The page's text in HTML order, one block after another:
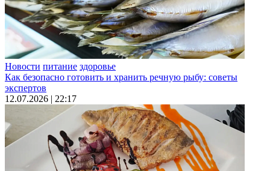
Новости питание здоровье
Как безопасно готовить и хранить речную рыбу: советы
экспертов
12.07.2026 | 22:17